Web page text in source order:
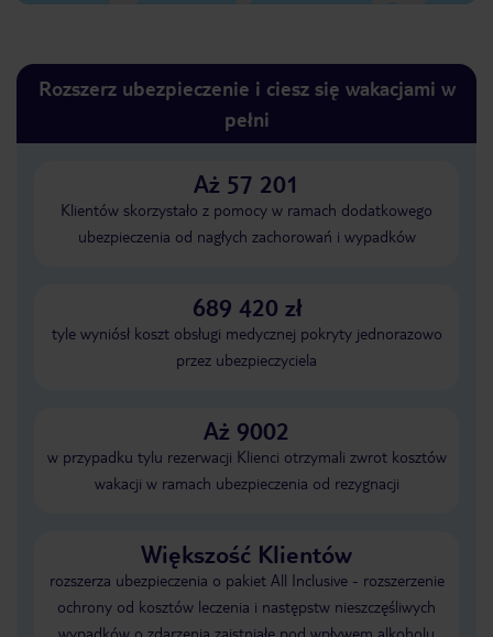
Rozszerz ubezpieczenie i ciesz się wakacjami w
pełni
Aż 57 201
Klientów skorzystało z pomocy w ramach dodatkowego
ubezpieczenia od nagłych zachorowań i wypadków
689 420 zł
tyle wyniósł koszt obsługi medycznej pokryty jednorazowo
przez ubezpieczyciela
Aż 9002
w przypadku tylu rezerwacji Klienci otrzymali zwrot kosztów
wakacji w ramach ubezpieczenia od rezygnacji
Większość Klientów
rozszerza ubezpieczenia o pakiet All Inclusive - rozszerzenie
ochrony od kosztów leczenia i następstw nieszczęśliwych
wypadków o zdarzenia zaistniałe pod wpływem alkoholu